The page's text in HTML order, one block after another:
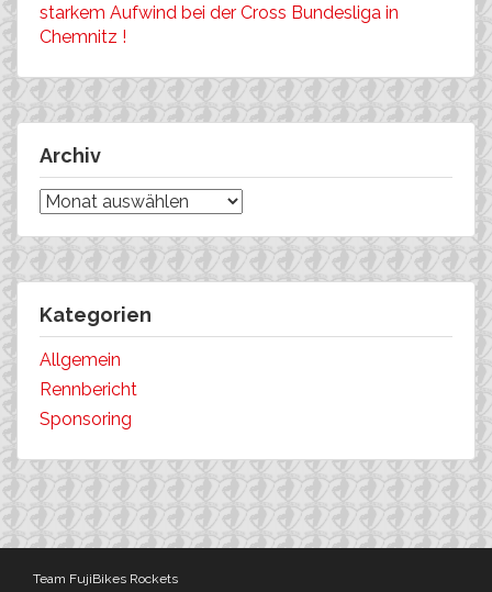
starkem Aufwind bei der Cross Bundesliga in
Chemnitz !
Archiv
Archiv
Kategorien
Allgemein
Rennbericht
Sponsoring
Team FujiBikes Rockets